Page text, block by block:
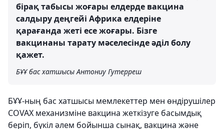
бірақ табысы жоғары елдерде вакцина
салдыру деңгейі Африка елдеріне
қарағанда жеті есе жоғары. Бізге
вакцинаны тарату мәселесінде әділ болу
қажет.
БҰҰ бас хатшысы Антониу Гутерреш
БҰҰ-ның бас хатшысы мемлекеттер мен өндірушілер
COVAX механизміне вакцина жеткізуге басымдық
беріп, бүкіл әлем бойынша сынақ, вакцина және